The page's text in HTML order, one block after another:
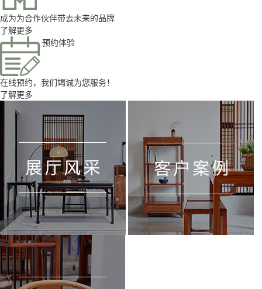
成为为合作伙伴带去未来的品牌
了解更多
预约体验
在线预约，我们竭诚为您服务！
了解更多